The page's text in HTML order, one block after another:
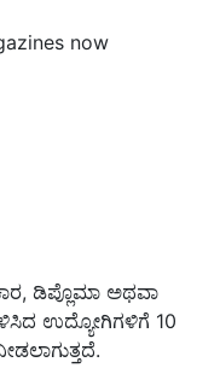
now
ಡಿಪ್ಲೊಮಾ ಅಥವಾ
ಉದ್ಯೋಗಿಗಳಿಗೆ 10